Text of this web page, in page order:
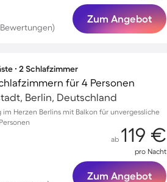
Bewertungen)
Zum Angebot
∙ 2 Schlafzimmer
für 4 Personen
Berlin, Deutschland
Herzen Berlins mit Balkon für unvergessliche
ab 119 €
pro Nacht
Zum Angebot